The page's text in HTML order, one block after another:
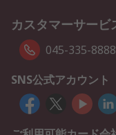
カスタマーサービ
045-335-
SNS公式アカウント